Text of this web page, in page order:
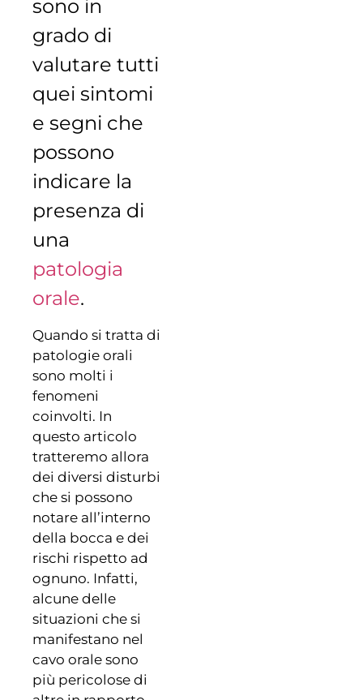
sono in
grado di
valutare tutti
quei sintomi
e segni che
possono
indicare la
presenza di
una
patologia
orale.
Quando si tratta di
patologie orali
sono molti i
fenomeni
coinvolti. In
questo articolo
tratteremo allora
dei diversi disturbi
che si possono
notare all’interno
della bocca e dei
rischi rispetto ad
ognuno. Infatti,
alcune delle
situazioni che si
manifestano nel
cavo orale sono
più pericolose di